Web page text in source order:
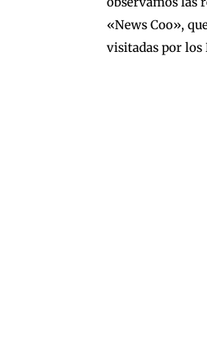
«News Coo»,
visitadas por los